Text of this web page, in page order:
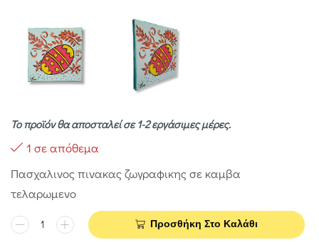
Το προϊόν θα αποσταλεί σε 1-2 εργάσιμες μέρες.
1 σε απόθεμα
Πασχαλινος πινακας ζωγραφικης σε καμβα
τελαρωμενο
Προσθήκη Στο Καλάθι